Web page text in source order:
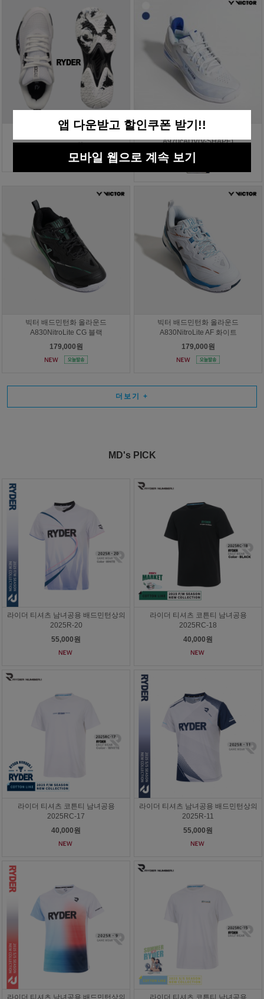
라이더 배드민턴화 RBS-8
빅터 배드민턴화 올라운드
A970cADV(V-SHAPE)
219,000원
빅터 배드민턴화 올라운드
A830NitroLite CG 블랙
179,000원
빅터 배드민턴화 올라운드
A830NitroLite AF 화이트
179,000원
더보기 +
MD's PICK
라이더 티셔츠 남녀공용 배드민턴상의
2025R-20
55,000원
라이더 티셔츠 코튼티 남녀공용
2025RC-18
40,000원
라이더 티셔츠 코튼티 남녀공용
2025RC-17
40,000원
라이더 티셔츠 남녀공용 배드민턴상의
2025R-11
55,000원
라이더 티셔츠 남녀공용 배드민턴상의
라이더 티셔츠 코튼티 남녀공용
앱 다운받고 할인쿠폰 받기!!
모바일 웹으로 계속 보기